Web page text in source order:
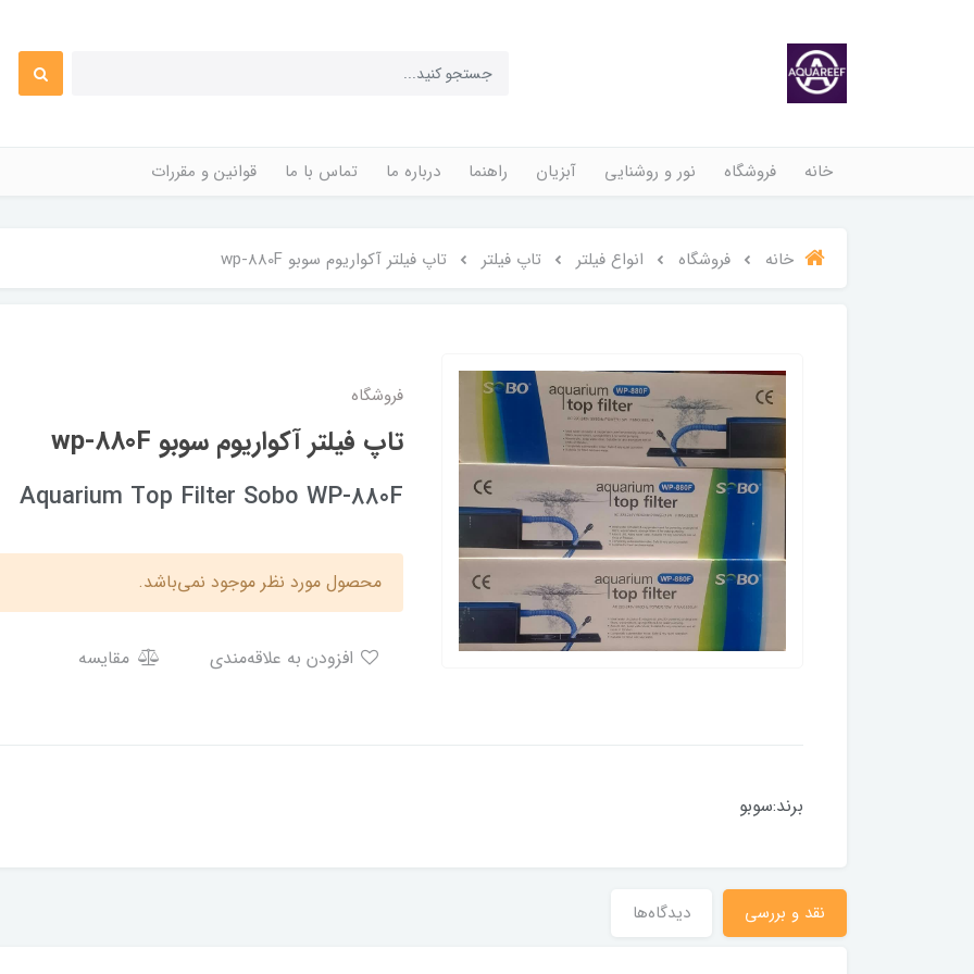
خانه فروشگاه نور و روشنایی آبزیان راهنما درباره ما تماس با ما قوانین و مقررات
خانه فروشگاه انواع فیلتر تاپ فیلتر تاپ فیلتر آکواریوم سوبو wp-880F
فروشگاه
تاپ فیلتر آکواریوم سوبو wp-880F
Aquarium Top Filter Sobo WP-880F
محصول مورد نظر موجود نمی‌باشد.
مقایسه
برند:سوبو
نقد و بررسی دیدگاه‌ها